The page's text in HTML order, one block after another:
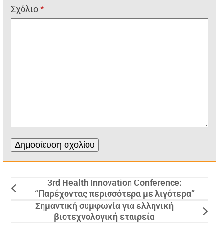
Σχόλιο*
3rd Health Innovation Conference:
“Παρέχοντας περισσότερα με λιγότερα”
Σημαντική συμφωνία για ελληνική
βιοτεχνολογική εταιρεία